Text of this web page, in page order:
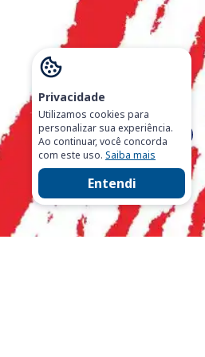
Privacidade
Utilizamos cookies para
personalizar sua experiência.
Ao continuar, você concorda
com este uso. Saiba mais
Entendi